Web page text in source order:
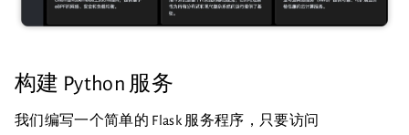
构建 Python 服务
我们编写一个简单的 Flask 服务程序，只要访问